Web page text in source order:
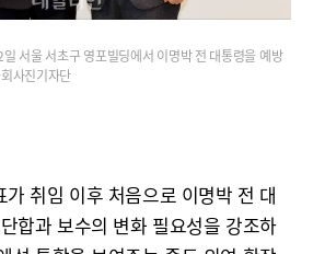
서울 서초구 영포빌딩에서 이명박 전 대통령을 예방
사진기자단
취임 이후 처음으로 이명박 전 대
합과 보수의 변화 필요성을 강조하